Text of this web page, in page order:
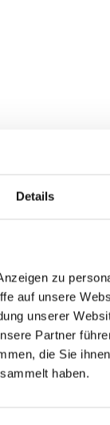
Details
zu
auf unsere
unserer
Partner
die Sie
haben.